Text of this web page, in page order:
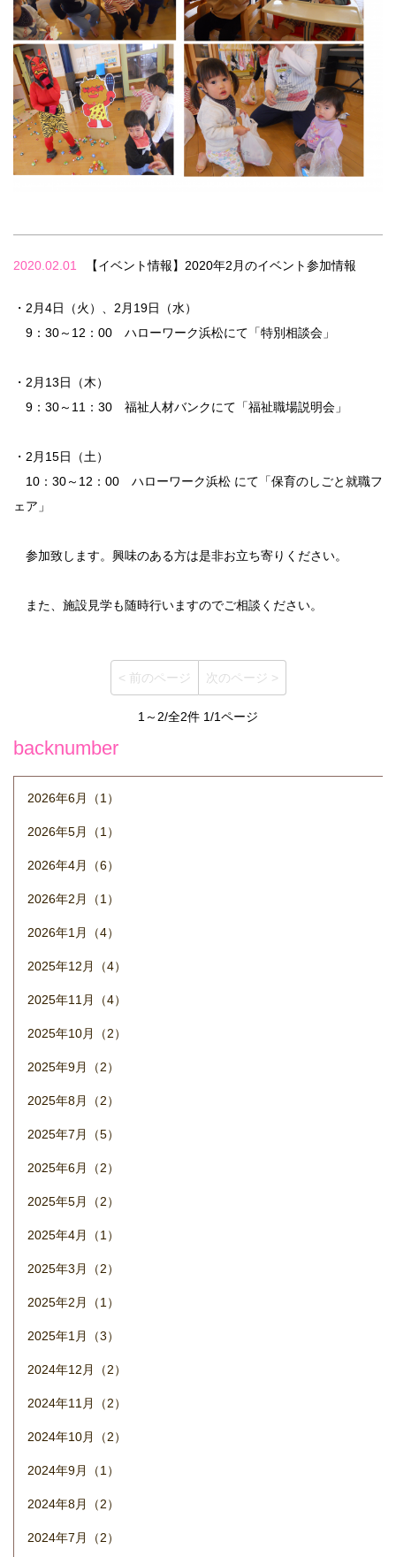
2020.02.01 【イベント情報】2020年2月のイベント参加情報
・2月4日（火）、2月19日（水）
9：30～12：00 ハローワーク浜松にて「特別相談会」
・2月13日（木）
9：30～11：30 福祉人材バンクにて「福祉職場説明会」
・2月15日（土）
10：30～12：00 ハローワーク浜松 にて「保育のしごと就職フ
ェア」
参加致します。興味のある方は是非お立ち寄りください。
また、施設見学も随時行いますのでご相談ください。
< 前のページ 次のページ >
1～2/全2件 1/1ページ
backnumber
2026年6月（1）
2026年5月（1）
2026年4月（6）
2026年2月（1）
2026年1月（4）
2025年12月（4）
2025年11月（4）
2025年10月（2）
2025年9月（2）
2025年8月（2）
2025年7月（5）
2025年6月（2）
2025年5月（2）
2025年4月（1）
2025年3月（2）
2025年2月（1）
2025年1月（3）
2024年12月（2）
2024年11月（2）
2024年10月（2）
2024年9月（1）
2024年8月（2）
2024年7月（2）